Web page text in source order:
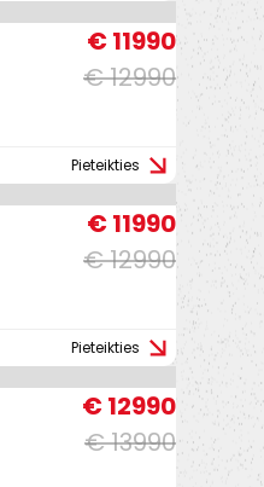
€ 12990
€ 11990
Pieteikties
€ 12990
€ 11990
Pieteikties
€ 13990
€ 12990